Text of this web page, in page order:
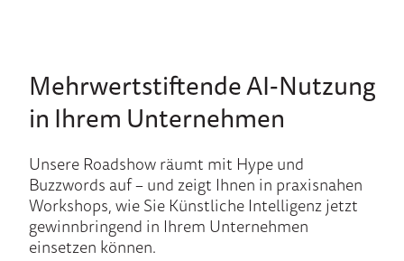
Mehrwertstiftende AI-Nutzung
in Ihrem Unternehmen
Unsere Roadshow räumt mit Hype und
Buzzwords auf – und zeigt Ihnen in praxisnahen
Workshops, wie Sie Künstliche Intelligenz jetzt
gewinnbringend in Ihrem Unternehmen
einsetzen können.